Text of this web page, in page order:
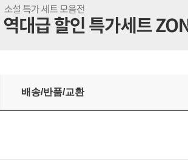
배송/반품/교환